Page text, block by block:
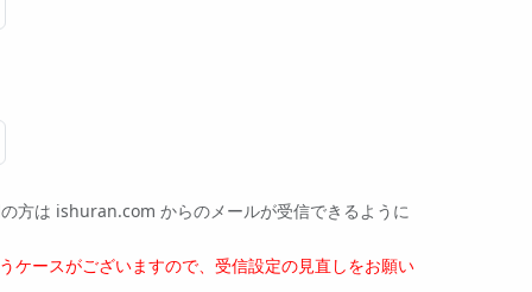
方は ishuran.com からのメールが受信できるように
ケースがございますので、受信設定の見直しをお願い